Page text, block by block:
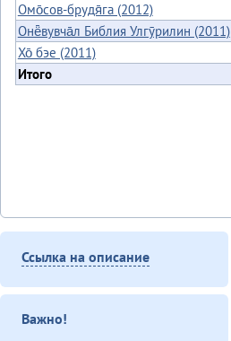
Омо̄сов-брудя̄га (2012)
Онё̄вувча̄л Библия Улгӯрилин (2011)
Хо̄ бэе (2011)
Итого
Ссылка на описание
Важно!